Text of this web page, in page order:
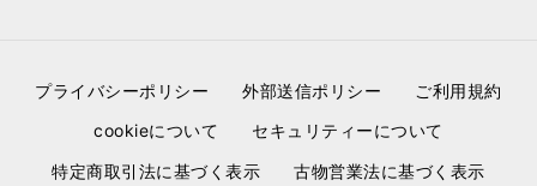
プライバシーポリシー 外部送信ポリシー
ご利用規約
cookieについて
セキュリティーについて
特定商取引法に基づく表示
古物営業法に基づく表示